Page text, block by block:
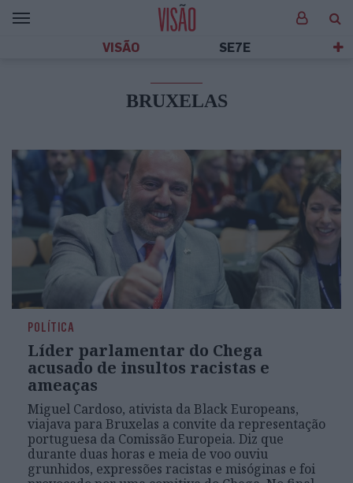
VISÃO SE7E
BRUXELAS
POLÍTICA
Líder parlamentar do Chega
acusado de insultos racistas e
ameaças
Miguel Cardoso, ativista da Black Europeans,
viajava para Bruxelas a convite da representação
portuguesa da Comissão Europeia. Diz que
durante duas horas e meia de voo ouviu
grunhidos, expressões racistas e misóginas e foi